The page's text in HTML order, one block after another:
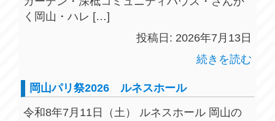
く岡山・ハレ […]
投稿日: 2026年7月13日
続きを読む
岡山パリ祭2026 ルネスホール
令和8年7月11日（土） ルネスホール 岡山の